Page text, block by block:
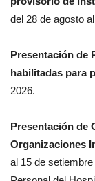
del 28 de agosto
Presentación de
habilitadas para
2026.
Presentación de
Organizaciones
al 15 de